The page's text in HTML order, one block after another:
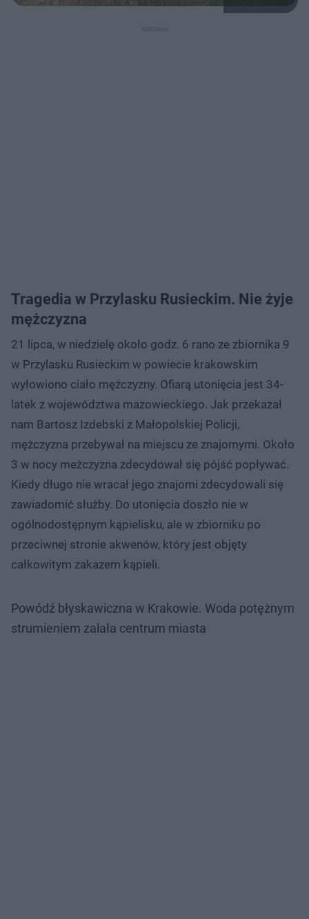
Tragedia w Przylasku Rusieckim. Nie żyje
mężczyzna
21 lipca, w niedzielę około godz. 6 rano ze zbiornika 9
w Przylasku Rusieckim w powiecie krakowskim
wyłowiono ciało mężczyzny. Ofiarą utonięcia jest 34-
latek z województwa mazowieckiego. Jak przekazał
nam Bartosz Izdebski z Małopolskiej Policji,
mężczyzna przebywał na miejscu ze znajomymi. Około
3 w nocy meżczyzna zdecydował się pójść popływać.
Kiedy długo nie wracał jego znajomi zdecydowali się
zawiadomić służby. Do utonięcia doszło nie w
ogólnodostępnym kąpielisku, ale w zbiorniku po
przeciwnej stronie akwenów, który jest objęty
całkowitym zakazem kąpieli.
Powódź błyskawiczna w Krakowie. Woda potężnym
strumieniem zalała centrum miasta